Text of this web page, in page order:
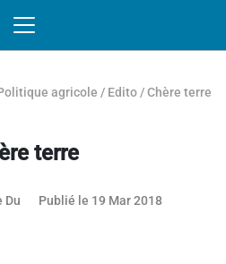
agricole / Edito /Chère terre
terre
Du Publié le 19 Mar 2018